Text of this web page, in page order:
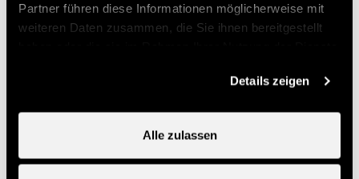
Partner führen diese Informationen möglicherweise mit
weiteren Daten zusammen, die Sie ihnen bereitgestellt
Details zeigen
Alle zulassen
Preis
25.- CHF
Jugendliche (2001-2010)
Kind (2011-2018) 25.-CHF